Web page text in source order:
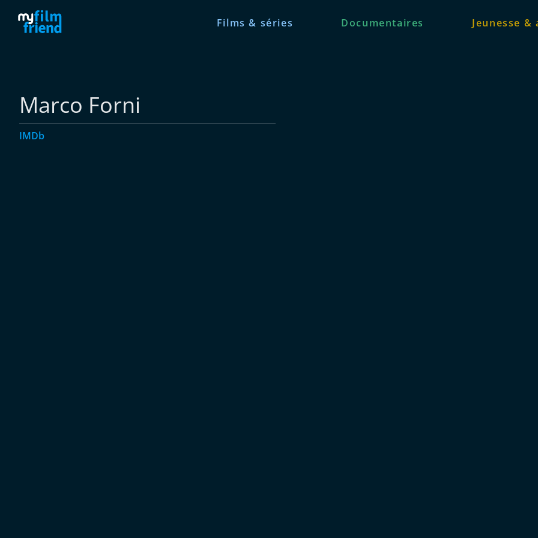
Films & séries Documentaires Jeunesse &
Marco Forni
IMDb